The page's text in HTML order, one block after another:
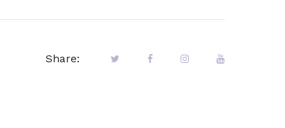
Share: